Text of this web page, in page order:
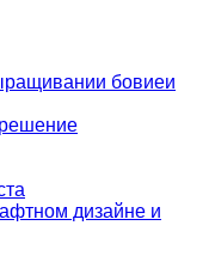
бовиеи
дизайне и